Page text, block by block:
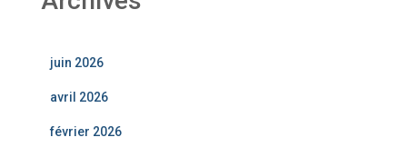
juin 2026
avril 2026
février 2026